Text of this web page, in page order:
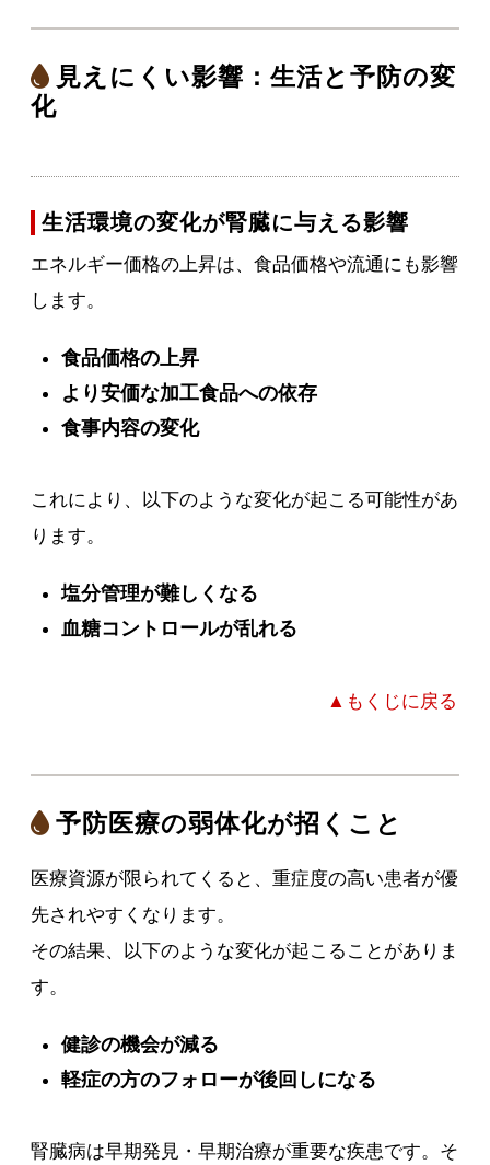
見えにくい影響：生活と予防の変
化
生活環境の変化が腎臓に与える影響
エネルギー価格の上昇は、食品価格や流通にも影響
します。
食品価格の上昇
より安価な加工食品への依存
食事内容の変化
これにより、以下のような変化が起こる可能性があ
ります。
塩分管理が難しくなる
血糖コントロールが乱れる
▲もくじに戻る
予防医療の弱体化が招くこと
医療資源が限られてくると、重症度の高い患者が優
先されやすくなります。
その結果、以下のような変化が起こることがありま
す。
健診の機会が減る
軽症の方のフォローが後回しになる
腎臓病は早期発見・早期治療が重要な疾患です。そ